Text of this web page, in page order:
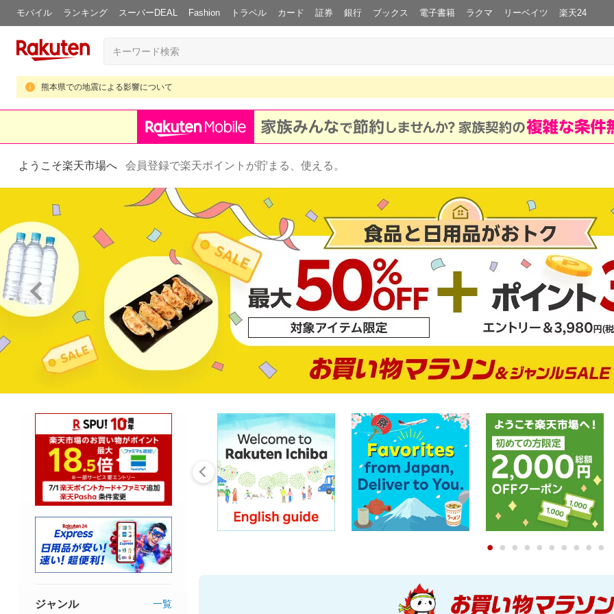
モバイル ランキング スーパーDEAL Fashion トラベル カード 証券 銀行 ブックス 電子書籍 ラクマ リーベイツ 楽天24
熊本県での地震による影響について
ようこそ楽天市場へ 会員登録で楽天ポイントが貯まる、使える。
0 1 2 3 4 5 6 7 8
ジャンル 一覧